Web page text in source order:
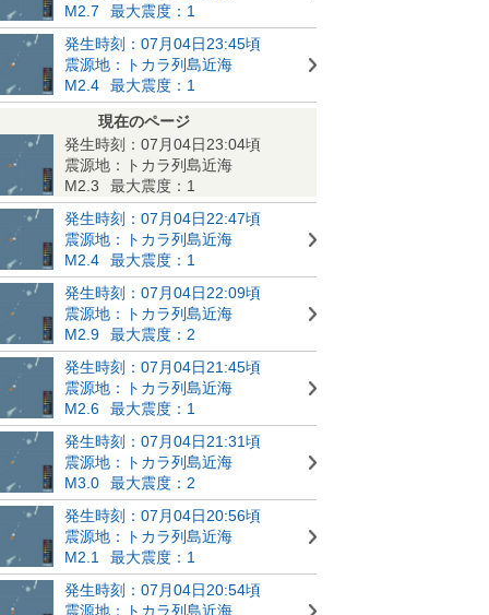
M2.7
最大震度：1
発生時刻：07月04日23:45頃
震源地：トカラ列島近海
M2.4
最大震度：1
現在のページ
発生時刻：07月04日23:04頃
震源地：トカラ列島近海
M2.3
最大震度：1
発生時刻：07月04日22:47頃
震源地：トカラ列島近海
M2.4
最大震度：1
発生時刻：07月04日22:09頃
震源地：トカラ列島近海
M2.9
最大震度：2
発生時刻：07月04日21:45頃
震源地：トカラ列島近海
M2.6
最大震度：1
発生時刻：07月04日21:31頃
震源地：トカラ列島近海
M3.0
最大震度：2
発生時刻：07月04日20:56頃
震源地：トカラ列島近海
M2.1
最大震度：1
発生時刻：07月04日20:54頃
震源地：トカラ列島近海